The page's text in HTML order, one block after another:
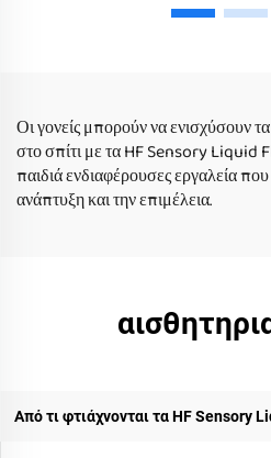
παιδιά νερού παιχνίδι
Οι γονείς μπορούν να ενισχύσουν
στο σπίτι με τα HF Sensory Liquid
παιδιά ενδιαφέρουσες εργαλεία
ανάπτυξη και την επιμέλεια.
Από τι φτιάχνονται τα HF Sensory